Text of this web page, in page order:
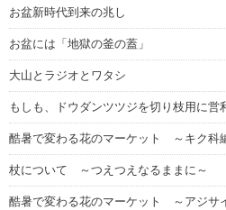
お盆新時代到来の兆し
お盆には「地獄の釜の蓋」
大山とラジオとワタシ
もしも、ドウダンツツジを切り枝用に営
酷暑で変わる花のマーケット ～キク科
杖について ～つえつえなるままに～
酷暑で変わる花のマーケット ～アジサ